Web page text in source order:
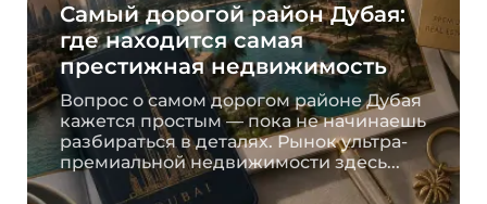
Самый дорогой район Дубая:
где находится самая
престижная недвижимость
Вопрос о самом дорогом районе Дубая
кажется простым — пока не начинаешь
разбираться в деталях. Рынок ультра-
премиальной недвижимости здесь...